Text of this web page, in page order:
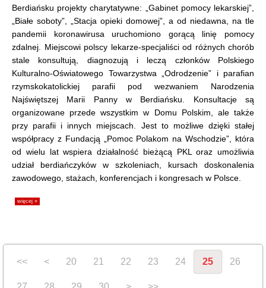
Berdiańsku projekty charytatywne: „Gabinet pomocy lekarskiej”,
„Białe soboty”, „Stacja opieki domowej”, a od niedawna, na tle
pandemii koronawirusa uruchomiono gorącą linię pomocy
zdalnej. Miejscowi polscy lekarze-specjaliści od różnych chorób
stale konsultują, diagnozują i leczą członków Polskiego
Kulturalno-Oświatowego Towarzystwa „Odrodzenie” i parafian
rzymskokatolickiej parafii pod wezwaniem Narodzenia
Najświętszej Marii Panny w Berdiańsku. Konsultacje są
organizowane przede wszystkim w Domu Polskim, ale także
przy parafii i innych miejscach. Jest to możliwe dzięki stałej
współpracy z Fundacją „Pomoc Polakom na Wschodzie”, która
od wielu lat wspiera działalność bieżącą PKL oraz umożliwia
udział berdiańczyków w szkoleniach, kursach doskonalenia
zawodowego, stażach, konferencjach i kongresach w Polsce.
więcej »
<< < 20 21 22 23 24 25 26